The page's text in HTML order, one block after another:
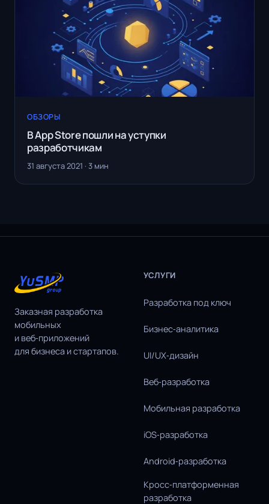
ОБЗОРЫ
В App Store пошли на уступки
разработчикам
31 августа 2021 · 3 мин
Заказная разработка
мобильных
и веб‑приложений
для бизнеса и стартапов.
УСЛУГИ
Разработка под ключ
Бизнес‑аналитика
UI/UX‑дизайн
Веб‑разработка
Мобильная разработка
iOS‑разработка
Android‑разработка
Кросс‑платформенная
разработка